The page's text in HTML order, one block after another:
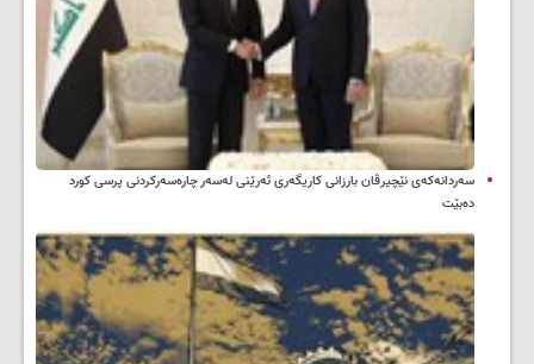
سه‌ردانه‌کەی نێچیرڤان بارزانی كاریگه‌ری ئه‌رێنی له‌سه‌ر چاره‌سه‌ركردنی پرسی كورد
ده‌بێت